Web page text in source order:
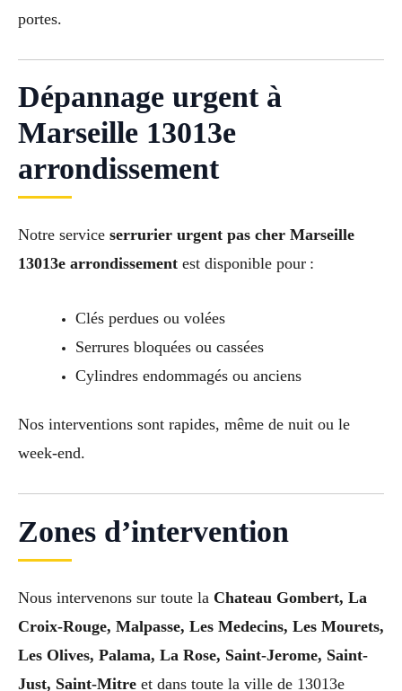
portes.
Dépannage urgent à
Marseille 13013e
arrondissement
Notre service serrurier urgent pas cher Marseille
13013e arrondissement est disponible pour :
Clés perdues ou volées
Serrures bloquées ou cassées
Cylindres endommagés ou anciens
Nos interventions sont rapides, même de nuit ou le
week-end.
Zones d’intervention
Nous intervenons sur toute la Chateau Gombert, La
Croix-Rouge, Malpasse, Les Medecins, Les Mourets,
Les Olives, Palama, La Rose, Saint-Jerome, Saint-
Just, Saint-Mitre et dans toute la ville de 13013e